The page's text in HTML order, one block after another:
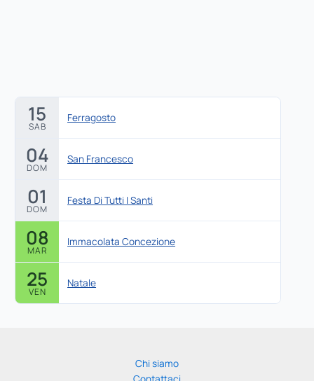
15
SAB
Ferragosto
04
DOM
San Francesco
01
DOM
Festa Di Tutti I Santi
08
MAR
Immacolata Concezione
25
VEN
Natale
Chi siamo